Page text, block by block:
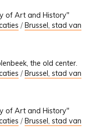
of Art and History"
/Brussel, stad van
the old center.
/Brussel, stad van
of Art and History"
/Brussel, stad van